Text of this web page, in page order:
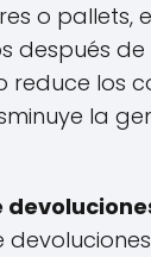
o pallets,
después de
reduce los
la